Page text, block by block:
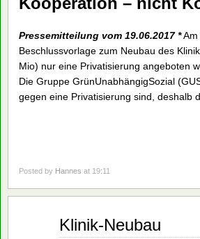
Pressemitteilung vom 19.06.2017 *Am
Beschlussvorlage zum Neubau des
Mio) nur eine Privatisierung angeboten
Die Gruppe GrünUnabhängigSozial
gegen eine Privatisierung sind, deshalb
Posted by Hannes at 19:11
Klinik-Neubau